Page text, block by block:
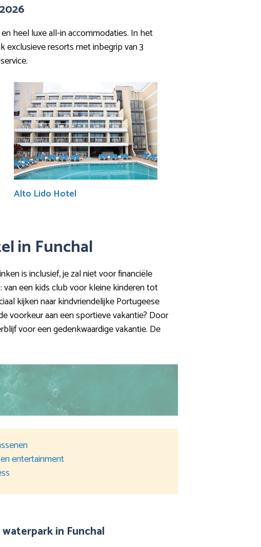
heel luxe all-in accommodaties. In het
exclusieve resorts met inbegrip van 3
Alto Lido Hotel
in Funchal
is inclusief, je zal niet voor financiële
een kids club voor kleine kinderen tot
kijken naar kindvriendelijke Portugeese
voorkeur aan een sportieve vakantie? Door
voor een gedenkwaardige vakantie. De
entertainment
in Funchal